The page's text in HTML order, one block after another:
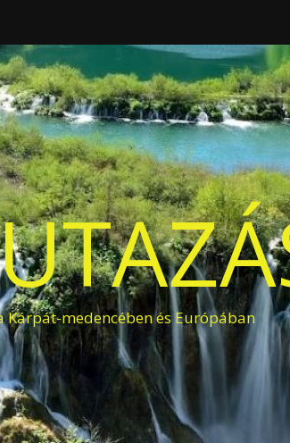
Kárpát-medencében és Európában